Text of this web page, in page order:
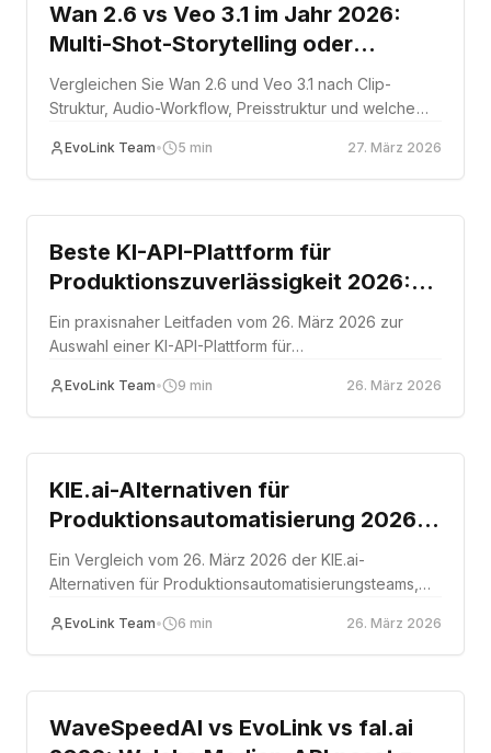
Wan 2.6 vs Veo 3.1 im Jahr 2026:
Multi-Shot-Storytelling oder
Szenenerweiterung?
Vergleichen Sie Wan 2.6 und Veo 3.1 nach Clip-
Struktur, Audio-Workflow, Preisstruktur und welche
unterstützt.
EvoLink Team• 5 min 27. März 2026
Comparison
Beste KI-API-Plattform für
Produktionszuverlässigkeit 2026:
Was wirklich zählt
Ein praxisnaher Leitfaden vom 26. März 2026 zur
Auswahl einer KI-API-Plattform für
Failover-Verhalten, Status-Transparenz, SLA-
Optionen und Integrationsaufwand.
EvoLink Team• 9 min 26. März 2026
Comparison
KIE.ai-Alternativen für
Produktionsautomatisierung 2026:
API-Format, asynchroner Ablauf
und Stabilität
Ein Vergleich vom 26. März 2026 der KIE.ai-
Alternativen für Produktionsautomatisierungsteams,
kompatiblen Gateways und
Modellausführungsplattformen entscheiden.
EvoLink Team• 6 min 26. März 2026
Comparison
WaveSpeedAI vs EvoLink vs fal.ai